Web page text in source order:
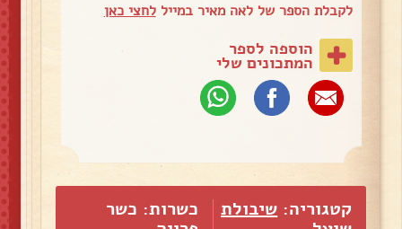
לקבלת הספר של לאה מאיר במייללחצי כאן
הוספה לספר
המתכונים שלי
קטגוריה: שיבולת
כשרות: כשר